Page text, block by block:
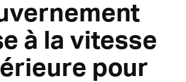
à la vitesse
pour